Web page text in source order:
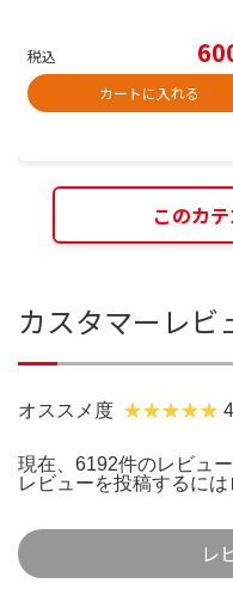
税込
カートに入れる
このカ
カスタマーレビ
オススメ度
現在、6192件のレビュ
レビューを投稿するには
レ